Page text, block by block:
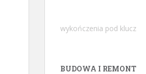
wykończenia pod klucz
BUDOWA I REMONT